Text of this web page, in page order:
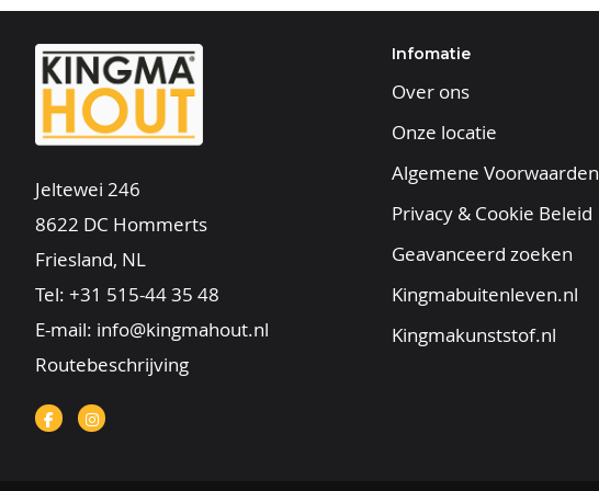
Jeltewei 246
8622 DC Hommerts
Friesland, NL
Tel: +31 515-44 35 48
E-mail: info@kingmahout.nl
Routebeschrijving
Infomatie
Over ons
Onze locatie
Algemene Voorwaarden
Privacy & Cookie Beleid
Geavanceerd zoeken
Kingmabuitenleven.nl
Kingmakunststof.nl